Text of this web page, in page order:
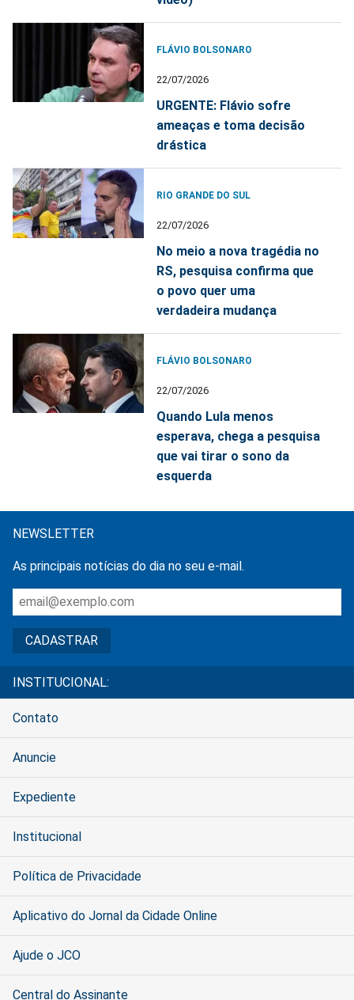
FLÁVIO BOLSONARO
22/07/2026
URGENTE: Flávio sofre
ameaças e toma decisão
drástica
RIO GRANDE DO SUL
22/07/2026
No meio a nova tragédia no
RS, pesquisa confirma que
o povo quer uma
verdadeira mudança
FLÁVIO BOLSONARO
22/07/2026
Quando Lula menos
esperava, chega a pesquisa
que vai tirar o sono da
esquerda
NEWSLETTER
As principais notícias do dia no seu e-mail.
INSTITUCIONAL:
Contato
Anuncie
Expediente
Institucional
Política de Privacidade
Aplicativo do Jornal da Cidade Online
Ajude o JCO
Central do Assinante